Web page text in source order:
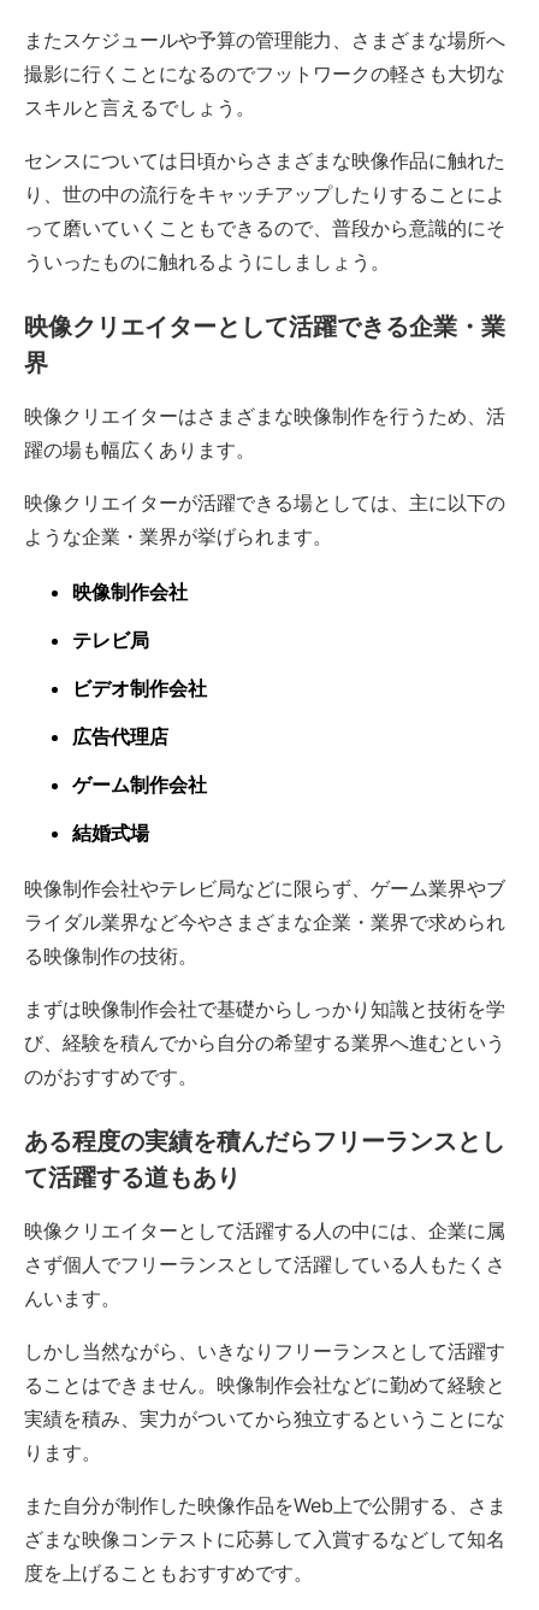
またスケジュールや予算の管理能力、さまざまな場所へ
撮影に行くことになるのでフットワークの軽さも大切な
スキルと言えるでしょう。
センスについては日頃からさまざまな映像作品に触れた
り、世の中の流行をキャッチアップしたりすることによ
って磨いていくこともできるので、普段から意識的にそ
ういったものに触れるようにしましょう。
映像クリエイターとして活躍できる企業・業
界
映像クリエイターはさまざまな映像制作を行うため、活
躍の場も幅広くあります。
映像クリエイターが活躍できる場としては、主に以下の
ような企業・業界が挙げられます。
映像制作会社
テレビ局
ビデオ制作会社
広告代理店
ゲーム制作会社
結婚式場
映像制作会社やテレビ局などに限らず、ゲーム業界やブ
ライダル業界など今やさまざまな企業・業界で求められ
る映像制作の技術。
まずは映像制作会社で基礎からしっかり知識と技術を学
び、経験を積んでから自分の希望する業界へ進むという
のがおすすめです。
ある程度の実績を積んだらフリーランスとし
て活躍する道もあり
映像クリエイターとして活躍する人の中には、企業に属
さず個人でフリーランスとして活躍している人もたくさ
んいます。
しかし当然ながら、いきなりフリーランスとして活躍す
ることはできません。映像制作会社などに勤めて経験と
実績を積み、実力がついてから独立するということにな
ります。
また自分が制作した映像作品をWeb上で公開する、さま
ざまな映像コンテストに応募して入賞するなどして知名
度を上げることもおすすめです。